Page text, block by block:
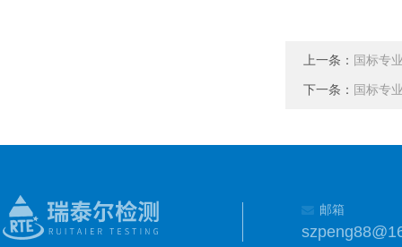
上一条： 国标专
下一条： 国标专
邮箱